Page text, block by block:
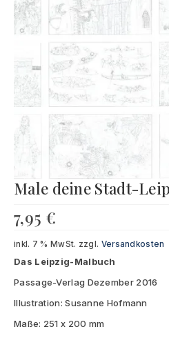
Male deine Stadt-
7,95 €
inkl. 7 % MwSt. zzgl. Versandkosten
Das Leipzig-Malbuch
Passage-Verlag Dezember 2016
Illustration: Susanne Hofmann
Maße: 251 x 200 mm